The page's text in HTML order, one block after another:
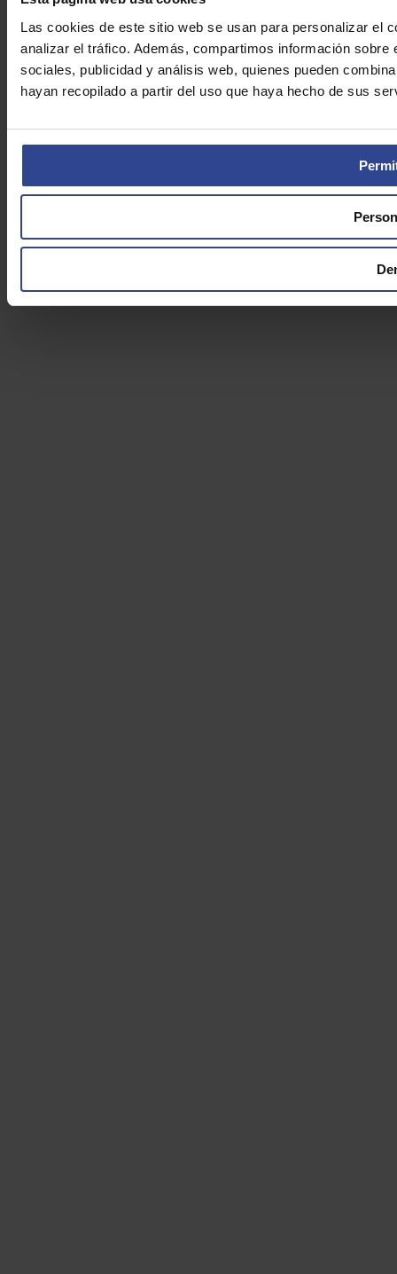
Las cookies de este sitio web se usan para personalizar el
analizar el tráfico. Además, compartimos información
sociales, publicidad y análisis web, quienes pueden
hayan recopilado a partir del uso que haya hecho de sus